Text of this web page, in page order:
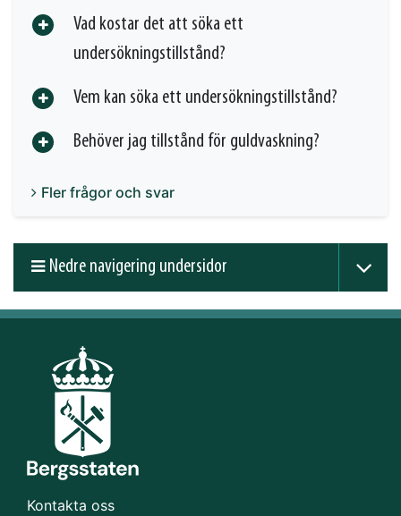
Vad kostar det att söka ett
undersökningstillstånd?
Vem kan söka ett undersökningstillstånd?
Behöver jag tillstånd för guldvaskning?
Fler frågor och svar
Nedre navigering undersidor
Kontakta oss